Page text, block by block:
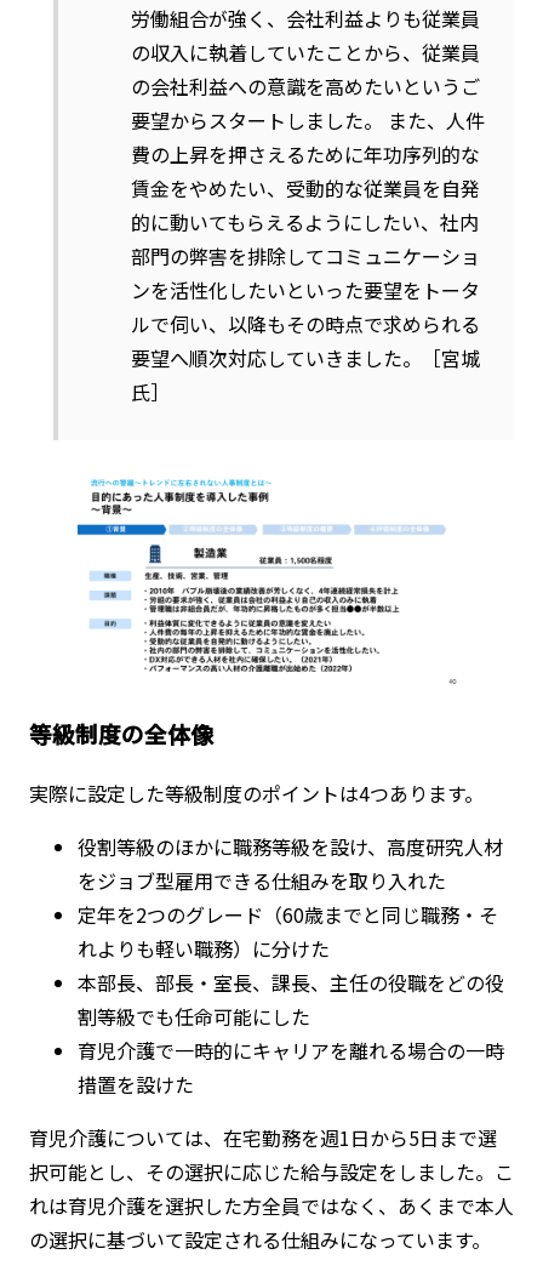
労働組合が強く、会社利益よりも従業員
の収入に執着していたことから、従業員
の会社利益への意識を高めたいというご
要望からスタートしました。 また、人件
費の上昇を押さえるために年功序列的な
賃金をやめたい、受動的な従業員を自発
的に動いてもらえるようにしたい、社内
部門の弊害を排除してコミュニケーショ
ンを活性化したいといった要望をトータ
ルで伺い、以降もその時点で求められる
要望へ順次対応していきました。［宮城
氏］
等級制度の全体像
実際に設定した等級制度のポイントは4つあります。
役割等級のほかに職務等級を設け、高度研究人材
をジョブ型雇用できる仕組みを取り入れた
定年を2つのグレード（60歳までと同じ職務・そ
れよりも軽い職務）に分けた
本部長、部長・室長、課長、主任の役職をどの役
割等級でも任命可能にした
育児介護で一時的にキャリアを離れる場合の一時
措置を設けた
育児介護については、在宅勤務を週1日から5日まで選
択可能とし、その選択に応じた給与設定をしました。こ
れは育児介護を選択した方全員ではなく、あくまで本人
の選択に基づいて設定される仕組みになっています。